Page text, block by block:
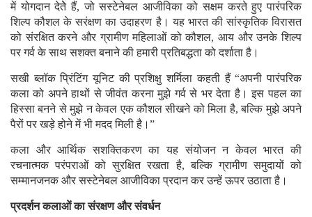
में योगदान देतेे हैं, जो सस्टेनेबल आजीविका को सक्षम करते हुए पारंपरिक
शिल्प कौशल के सरंक्षण का उदाहरण है। यह भारत की सांस्कृतिक विरासत
को संरक्षित करने और ग्रामीण महिलाओं को कौशल, आय और उनके शिल्प
पर गर्व के साथ सशक्त बनाने की हमारी प्रतिबद्धता को दर्शाता है।
सखी ब्लॉक प्रिंटिंग यूनिट की प्रशिक्षु शर्मिला कहती हैं “अपनी पारंपरिक
कला को अपने हाथों से जीवंत करना मुझे गर्व से भर देता है। इस पहल का
हिस्सा बनने से मुझे न केवल एक कौशल सीखने को मिला है, बल्कि मुझे अपने
पैरों पर खड़े होने में भी मदद मिली है।”
कला और आर्थिक सशक्तिकरण का यह संयोजन न केवल भारत की
रचनात्मक परंपराओं को सुरक्षित रखता है, बल्कि ग्रामीण समुदायों को
सम्मानजनक और सस्टेनेबल आजीविका प्रदान कर उन्हें ऊपर उठाता है।
प्रदर्शन कलाओं का संरक्षण और संवर्धन